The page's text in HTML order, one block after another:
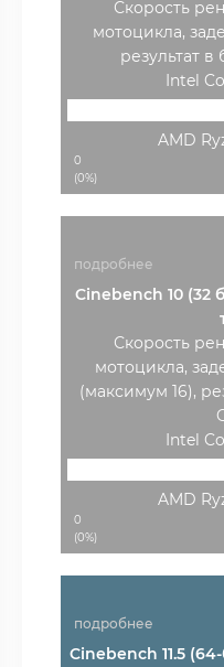
Скорость
мотоцикла,
результат в
Intel
AMD
0
(0%)
подробнее
Cinebench 10 (32
Скорость
мотоцикла,
(максимум 16),
Intel
AMD
0
(0%)
подробнее
Cinebench 11.5